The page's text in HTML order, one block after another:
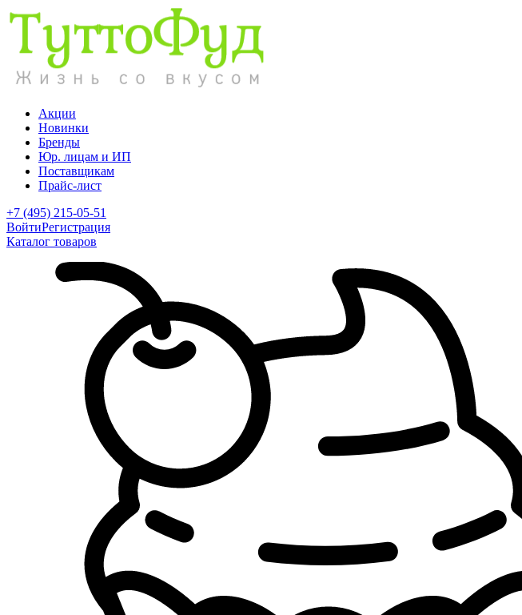
Акции
Новинки
Бренды
Юр. лицам и ИП
Поставщикам
Прайс-лист
+7 (495) 215-05-51
ВойтиРегистрация
Каталог товаров